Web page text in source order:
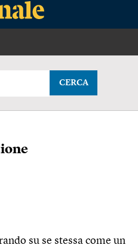
CERCA
su se stessa come un